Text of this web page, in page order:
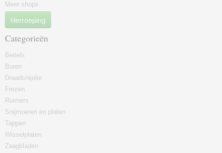
Meer shops
Herroeping
Categorieën
Beitels
Boren
Draadsnijolie
Frezen
Ruimers
Snijmoeren en platen
Tappen
Wisselplaten
Zaagbladen